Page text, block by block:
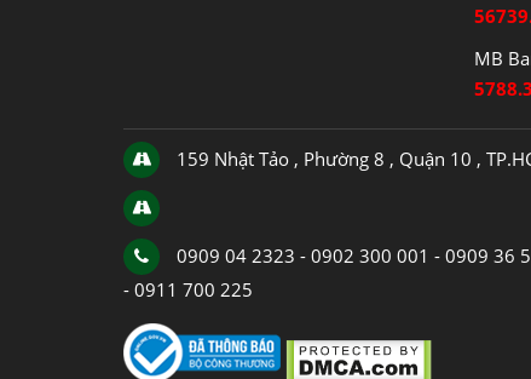
MB
159 Nhật Tảo , Phường 8 , Quận 10 ,
0909 04 2323 - 0902 300 001 - 0909 36
- 0911 700 225